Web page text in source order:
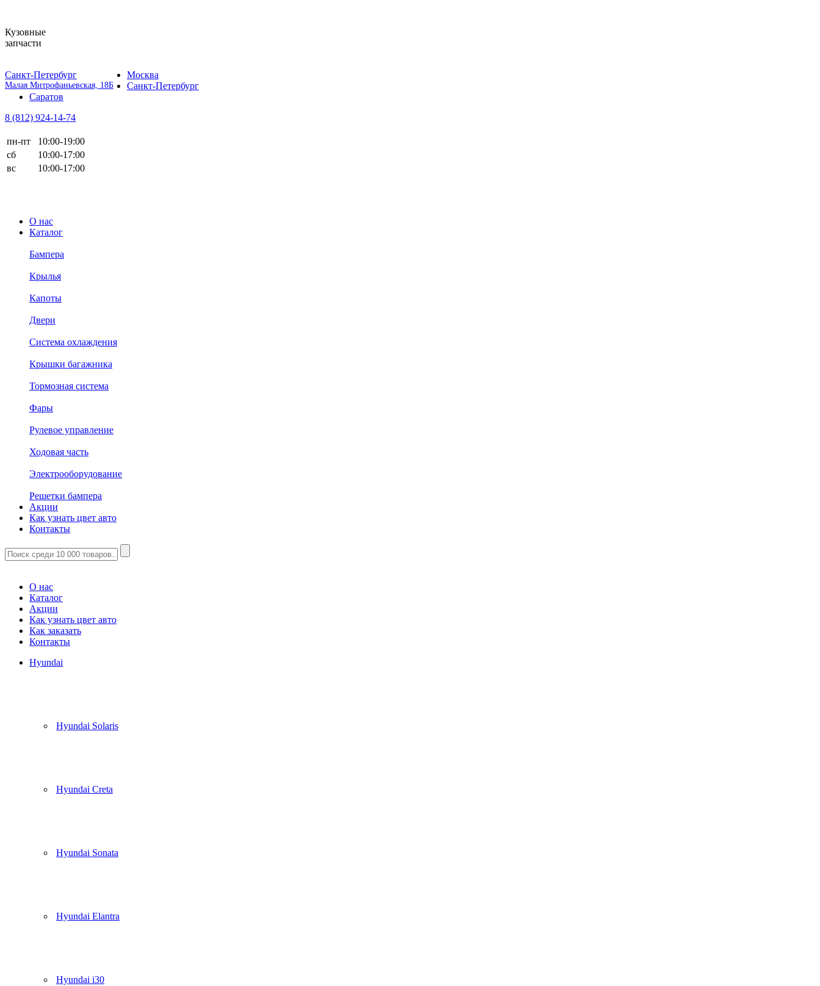
Кузовные
запчасти
Санкт-Петербург
Малая Митрофаньевская, 18Б
Москва
Санкт-Петербург
Саратов
8 (812) 924-14-74
пн-пт
10:00-19:00
сб
10:00-17:00
вс
10:00-17:00
О нас
Каталог
Бампера
Крылья
Капоты
Двери
Система охлаждения
Крышки багажника
Тормозная система
Фары
Рулевое управление
Ходовая часть
Электрооборудование
Решетки бампера
Акции
Как узнать цвет авто
Контакты
О нас
Каталог
Акции
Как узнать цвет авто
Как заказать
Контакты
Hyundai
Hyundai Solaris
Hyundai Creta
Hyundai Sonata
Hyundai Elantra
Hyundai i30